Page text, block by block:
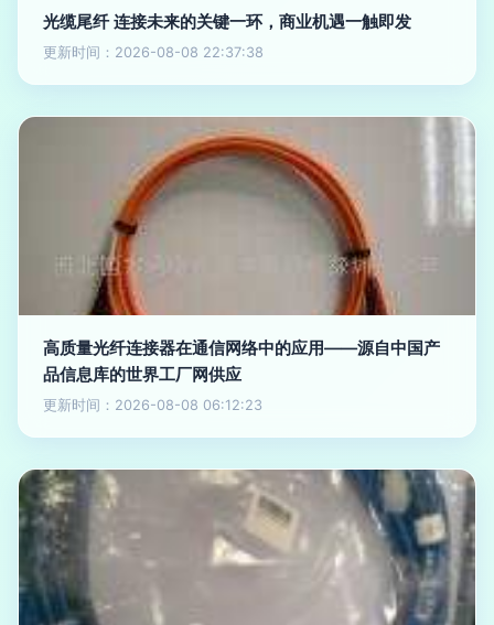
光缆尾纤 连接未来的关键一环，商业机遇一触即发
更新时间：2026-08-08 22:37:38
高质量光纤连接器在通信网络中的应用——源自中国产
品信息库的世界工厂网供应
更新时间：2026-08-08 06:12:23